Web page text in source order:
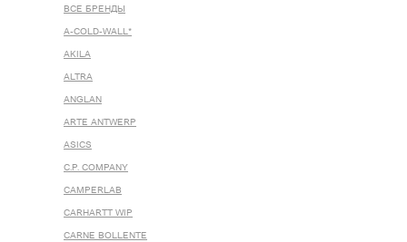
ВСЕ БРЕНДЫ
A-COLD-WALL*
AKILA
ALTRA
ANGLAN
ARTE ANTWERP
ASICS
C.P. COMPANY
CAMPERLAB
CARHARTT WIP
CARNE BOLLENTE